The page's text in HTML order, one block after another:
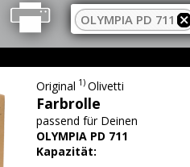
OLYMPIA PD 711
Original 1) Olivetti
Farbrolle
passend für Deinen
OLYMPIA PD 711
Kapazität: